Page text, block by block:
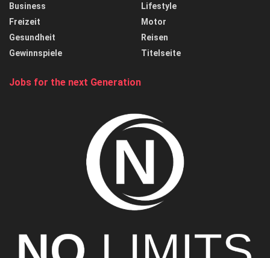
Business
Freizeit
Gesundheit
Gewinnspiele
Lifestyle
Motor
Reisen
Titelseite
Jobs for the next Generation